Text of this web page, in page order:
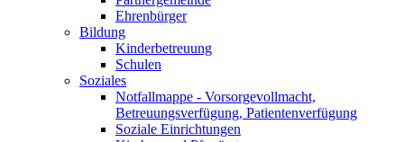
Ehrenbürger
Bildung
Kinderbetreuung
Schulen
Soziales
Notfallmappe - Vorsorgevollmacht,
Betreuungsverfügung, Patientenverfügung
Soziale Einrichtungen